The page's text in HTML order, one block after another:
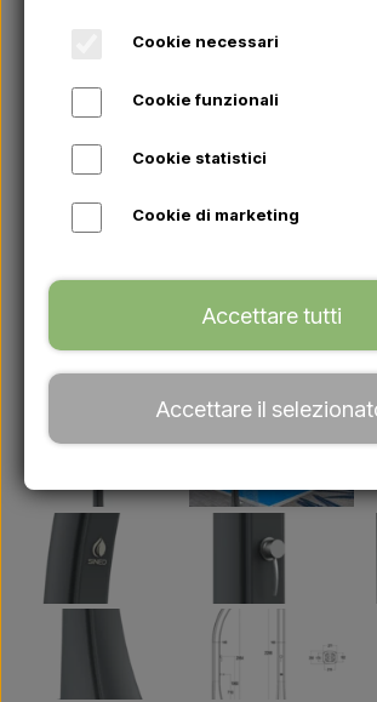
Cookie necessari
Cookie funzionali
Cookie statistici
Cookie di marketing
Accettare tutti
Accettare il